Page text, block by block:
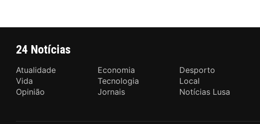
24 Notícias
Atualidade Economia
Desporto
Vida
Tecnologia
Local
Opinião
Jornais Notícias Lusa